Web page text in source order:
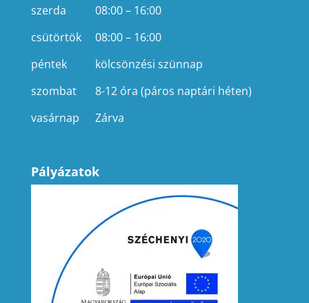
szerda
08:00 – 16:00
csütörtök
08:00 – 16:00
péntek
kölcsönzési szünnap
szombat
8-12 óra (páros naptári héten)
vasárnap
Zárva
Pályázatok